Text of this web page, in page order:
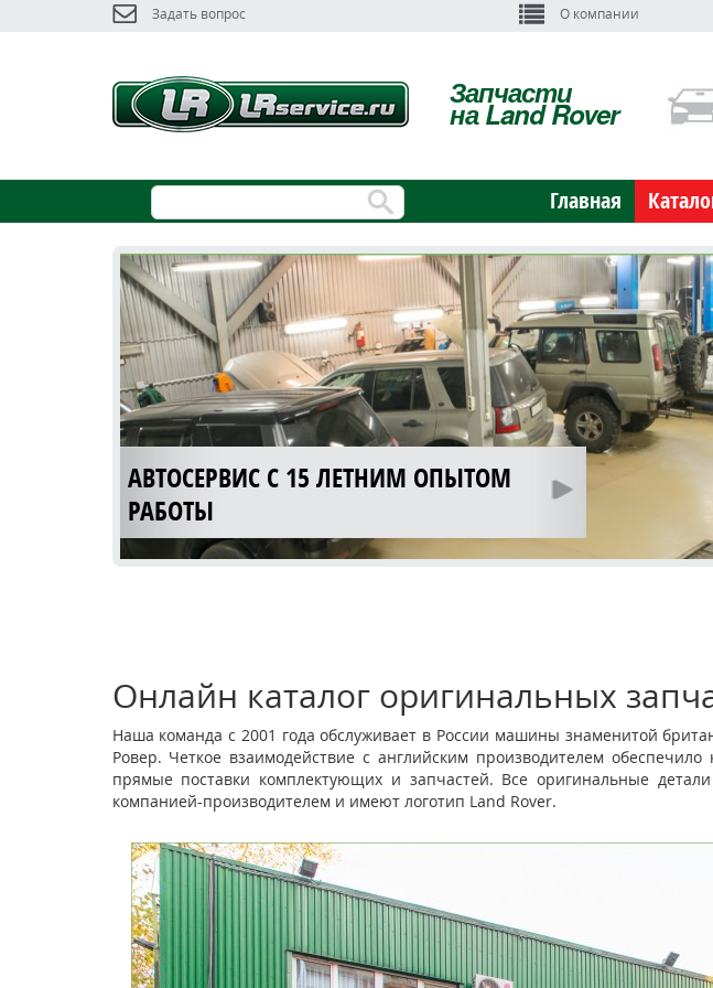
Задать вопрос О компании
Запчасти
на Land Rover
Главная
АВТОСЕРВИС С 15 ЛЕТНИМ ОПЫТОМ
РАБОТЫ
КУЗОВНОЙ РЕМОНТ LAND ROVER
Онлайн каталог оригинальных
Наша команда с 2001 года обслуживает в России машины знаменитой
Ровер. Четкое взаимодействие с английским производителем
прямые поставки комплектующих и запчастей. Все оригинальные
компанией-производителем и имеют логотип Land Rover.